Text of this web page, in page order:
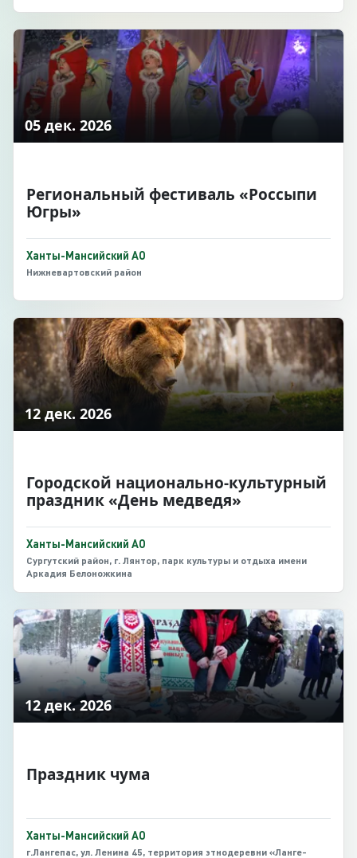
05 дек. 2026
Региональный фестиваль «Россыпи
Югры»
Ханты-Мансийский АО
Нижневартовский район
12 дек. 2026
Городской национально-культурный
праздник «День медведя»
Ханты-Мансийский АО
Сургутский район, г. Лянтор, парк культуры и отдыха имени
Аркадия Белоножкина
12 дек. 2026
Праздник чума
Ханты-Мансийский АО
г.Лангепас, ул. Ленина 45, территория этнодеревни «Ланге-